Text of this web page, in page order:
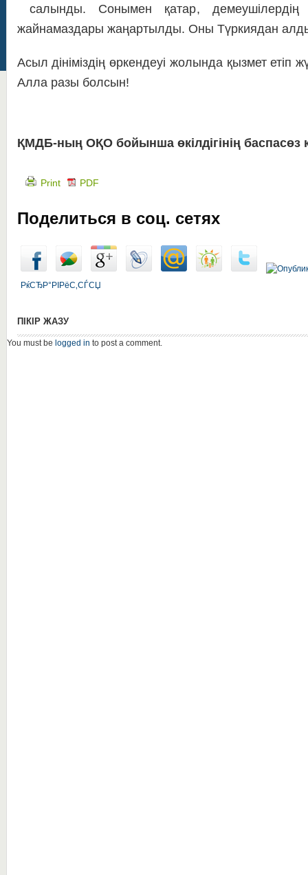
салынды. Сонымен қатар, демеушілердің
жайнамаздары жаңартылды. Оны Түркиядан
Асыл дініміздің өркендеуі жолында қызмет етіп
Алла разы болсын!
ҚМДБ-ның ОҚО бойынша өкілдігінің баспасөз
Print PDF
Поделиться в соц. сетях
РќСЂР°РІРёС‚СЃСЏ
ПІКІР ЖАЗУ
You must be logged in to post a comment.